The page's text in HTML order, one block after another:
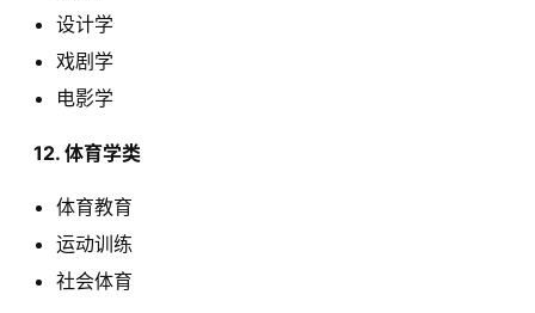
设计学
戏剧学
电影学
  12. 体育学类
体育教育
运动训练
社会体育